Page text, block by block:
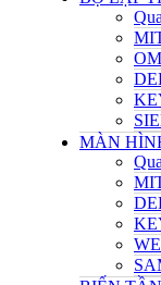
MÀN